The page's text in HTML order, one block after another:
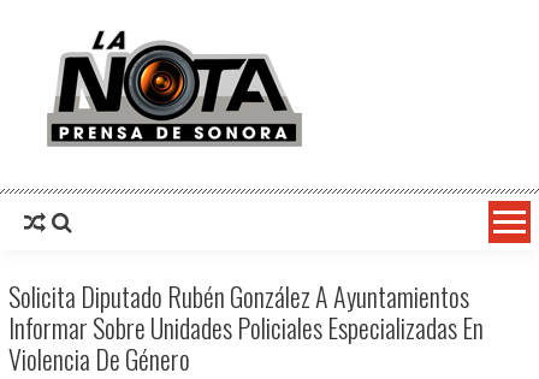
La Nota Prensa De Sonora
Solicita Diputado Rubén González A Ayuntamientos
Informar Sobre Unidades Policiales Especializadas En
Violencia De Género